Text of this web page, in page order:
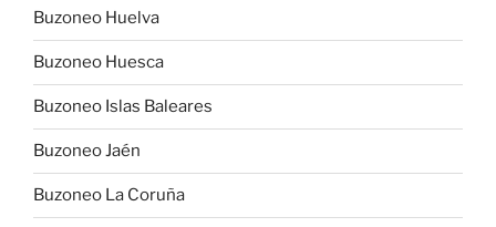
Buzoneo Huelva
Buzoneo Huesca
Buzoneo Islas Baleares
Buzoneo Jaén
Buzoneo La Coruña